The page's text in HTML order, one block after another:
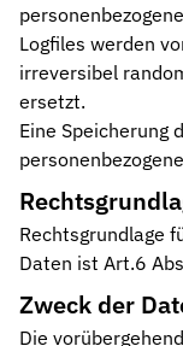
Logfiles werden
irreversibel
ersetzt.
Eine Speicherung
Rechtsgrundlage
Daten ist Art.6
Zweck der
Die